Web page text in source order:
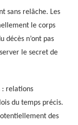
sans relâche. Les
le corps
décès n’ont pas
le secret de
: relations
du temps précis.
des